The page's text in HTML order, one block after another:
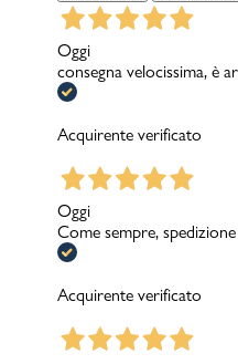
Oggi
consegna velocissima, è
Acquirente verificato
Oggi
Come sempre,
Acquirente verificato